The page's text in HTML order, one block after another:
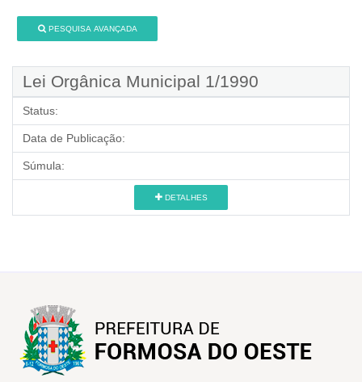
PESQUISA AVANÇADA
Lei Orgânica Municipal 1/1990
Status:
Data de Publicação:
Súmula:
DETALHES